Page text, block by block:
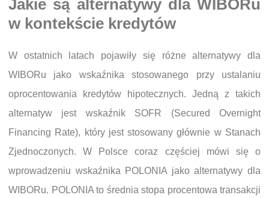
Jakie są alternatywy dla WIBORu
w kontekście kredytów
W ostatnich latach pojawiły się różne alternatywy dla
WIBORu jako wskaźnika stosowanego przy ustalaniu
oprocentowania kredytów hipotecznych. Jedną z takich
alternatyw jest wskaźnik SOFR (Secured Overnight
Financing Rate), który jest stosowany głównie w Stanach
Zjednoczonych. W Polsce coraz częściej mówi się o
wprowadzeniu wskaźnika POLONIA jako alternatywy dla
WIBORu. POLONIA to średnia stopa procentowa transakcji